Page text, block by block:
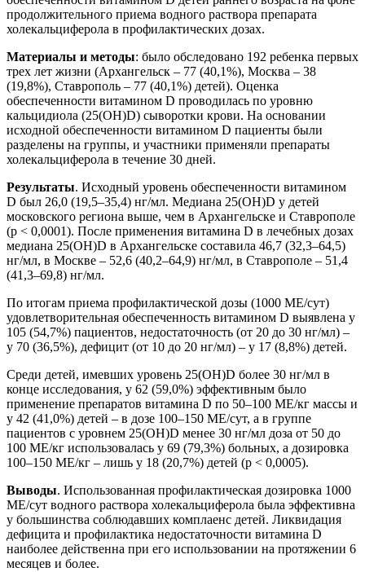
продолжительного приема водного раствора препарата
холекальциферола в профилактических дозах.
Материалы и методы: было обследовано 192 ребенка первых
трех лет жизни (Архангельск – 77 (40,1%), Москва – 38
(19,8%), Ставрополь – 77 (40,1%) детей). Оценка
обеспеченности витамином D проводилась по уровню
кальцидиола (25(ОН)D) сыворотки крови. На основании
исходной обеспеченности витамином D пациенты были
разделены на группы, и участники применяли препараты
холекальциферола в течение 30 дней.
Результаты. Исходный уровень обеспеченности витамином
D был 26,0 (19,5–35,4) нг/мл. Медиана 25(ОН)D у детей
московского региона выше, чем в Архангельске и Ставрополе
(р < 0,0001). После применения витамина D в лечебных дозах
медиана 25(ОН)D в Архангельске составила 46,7 (32,3–64,5)
нг/мл, в Москве – 52,6 (40,2–64,9) нг/мл, в Ставрополе – 51,4
(41,3–69,8) нг/мл.
По итогам приема профилактической дозы (1000 МЕ/сут)
удовлетворительная обеспеченность витамином D выявлена у
105 (54,7%) пациентов, недостаточность (от 20 до 30 нг/мл) –
у 70 (36,5%), дефицит (от 10 до 20 нг/мл) – у 17 (8,8%) детей.
Среди детей, имевших уровень 25(ОН)D более 30 нг/мл в
конце исследования, у 62 (59,0%) эффективным было
применение препаратов витамина D по 50–100 МЕ/кг массы и
у 42 (41,0%) детей – в дозе 100–150 МЕ/сут, а в группе
пациентов с уровнем 25(ОН)D менее 30 нг/мл доза от 50 до
100 МЕ/кг использовалась у 69 (79,3%) больных, а дозировка
100–150 МЕ/кг – лишь у 18 (20,7%) детей (р < 0,0005).
Выводы. Использованная профилактическая дозировка 1000
МЕ/сут водного раствора холекальциферола была эффективна
у большинства соблюдавших комплаенс детей. Ликвидация
дефицита и профилактика недостаточности витамина D
наиболее действенна при его использовании на протяжении 6
месяцев и более.